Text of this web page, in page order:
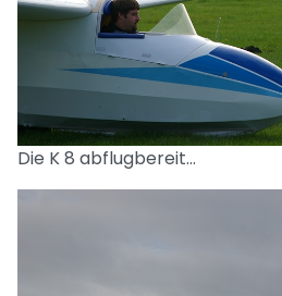
Die K 8 abflugbereit...